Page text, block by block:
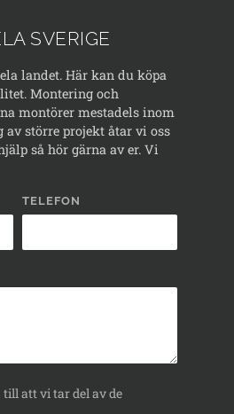
SVERIGE
landet. Här kan du köpa
Montering och
montörer mestadels inom
av större projekt åtar vi oss
så hör gärna av er. Vi
TELEFON
att vi tar del av de